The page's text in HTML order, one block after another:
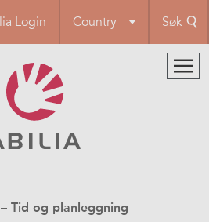
Login Country Søk
Tid og planleggning